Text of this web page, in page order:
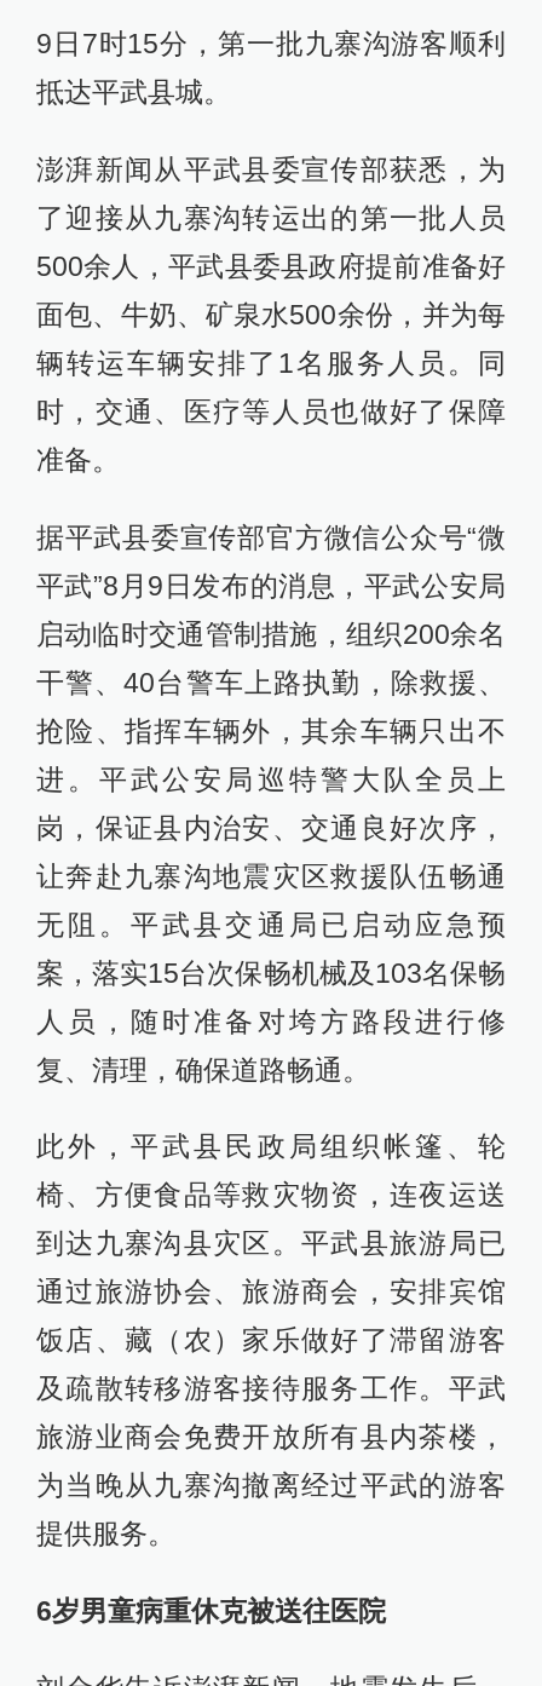
9日7时15分，第一批九寨沟游客顺利
抵达平武县城。
澎湃新闻从平武县委宣传部获悉，为
了迎接从九寨沟转运出的第一批人员
500余人，平武县委县政府提前准备好
面包、牛奶、矿泉水500余份，并为每
辆转运车辆安排了1名服务人员。同
时，交通、医疗等人员也做好了保障
准备。
据平武县委宣传部官方微信公众号“微
平武”8月9日发布的消息，平武公安局
启动临时交通管制措施，组织200余名
干警、40台警车上路执勤，除救援、
抢险、指挥车辆外，其余车辆只出不
进。平武公安局巡特警大队全员上
岗，保证县内治安、交通良好次序，
让奔赴九寨沟地震灾区救援队伍畅通
无阻。平武县交通局已启动应急预
案，落实15台次保畅机械及103名保畅
人员，随时准备对垮方路段进行修
复、清理，确保道路畅通。
此外，平武县民政局组织帐篷、轮
椅、方便食品等救灾物资，连夜运送
到达九寨沟县灾区。平武县旅游局已
通过旅游协会、旅游商会，安排宾馆
饭店、藏（农）家乐做好了滞留游客
及疏散转移游客接待服务工作。平武
旅游业商会免费开放所有县内茶楼，
为当晚从九寨沟撤离经过平武的游客
提供服务。
6岁男童病重休克被送往医院